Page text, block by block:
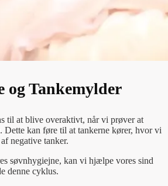
og Tankemylder
til at blive overaktivt, når vi prøver at
Dette kan føre til at tankerne kører, hvor vi
negative tanker.
søvnhygiejne, kan vi hjælpe vores sind
denne cyklus.